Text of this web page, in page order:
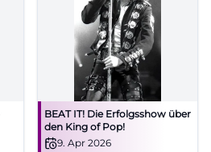
BEAT IT! Die Erfolgsshow über
den King of Pop!
9. Apr 2026